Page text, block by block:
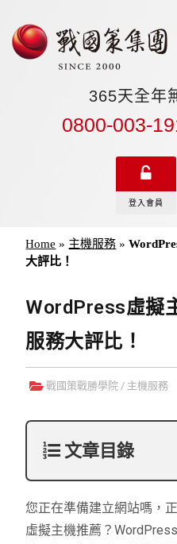
365天全年
0800-003-
登入會員
Home » 主機服務 »
大評比！
WordPress虛擬
服務大評比！
戰國策戰勝學院 / 主機服務
文章目錄
您正在準備建立網站嗎，
虛擬主機推薦？